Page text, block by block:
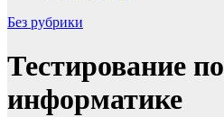
Без рубрики
Тестирование по
информатике